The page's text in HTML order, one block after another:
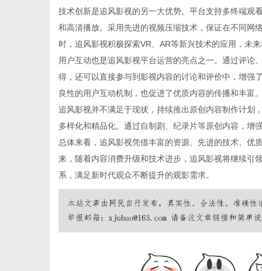
技术创新是追风影视的另一大优势。平台支持多终端观
和高清播放。采用先进的视频压缩技术，保证在不同网
时，追风影视积极探索VR、AR等新兴技术的应用，未
用户互动也是追风影视平台运营的亮点之一。通过评论
得，还可以直接参与到影视内容的讨论和评价中，增强
良性的用户互动机制，也促进了优质内容的传播和丰富
追风影视并不满足于现状，持续推出原创内容制作计划
多样化和精品化。通过自制剧、纪录片等原创内容，增
总体来看，追风影视凭借丰富的资源、先进的技术、优
来，随着内容消费升级和技术进步，追风影视将继续引
系，满足新时代观众不断提升的观影需求。